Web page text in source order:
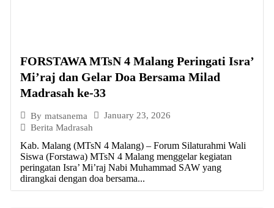
FORSTAWA MTsN 4 Malang Peringati Isra’
Mi’raj dan Gelar Doa Bersama Milad
Madrasah ke-33
By matsanema
January 23, 2026
Berita Madrasah
Kab. Malang (MTsN 4 Malang) – Forum Silaturahmi Wali
Siswa (Forstawa) MTsN 4 Malang menggelar kegiatan
peringatan Isra’ Mi’raj Nabi Muhammad SAW yang
dirangkai dengan doa bersama...